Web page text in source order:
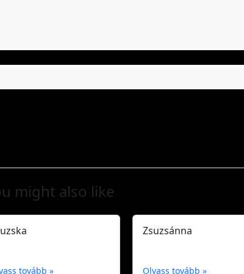
might also like
tovább »
Zsuzsánna
Olvass tovább »